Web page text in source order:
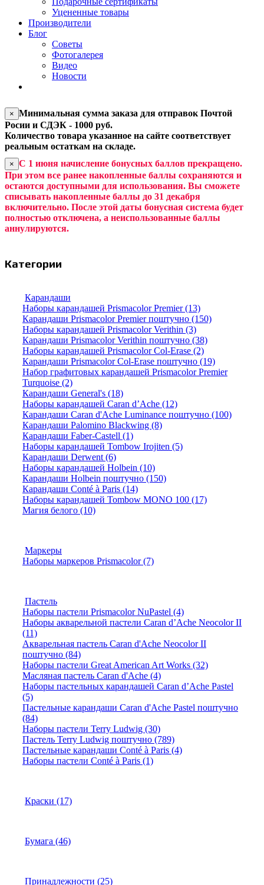
Уцененные товары
Производители
Блог
Советы
Фотогалерея
Видео
Новости
× Минимальная сумма заказа для отправок Почтой
Росии и СДЭК - 1000 руб.
Количество товара указанное на сайте соответствует
реальным остаткам на складе.
× С 1 июня начисление бонусных баллов прекращено.
При этом все ранее накопленные баллы сохраняются и
остаются доступными для использования. Вы сможете
списывать накопленные баллы до 31 декабря
включительно. После этой даты бонусная система будет
полностью отключена, а неиспользованные баллы
аннулируются.
Категории
Карандаши
Наборы карандашей Prismacolor Premier (13)
Карандаши Prismacolor Premier поштучно (150)
Наборы карандашей Prismacolor Verithin (3)
Карандаши Prismacolor Verithin поштучно (38)
Наборы карандашей Prismacolor Col-Erase (2)
Карандаши Prismacolor Col-Erase поштучно (19)
Набор графитовых карандашей Prismacolor Premier
Turquoise (2)
Карандаши General's (18)
Наборы карандашей Caran d’Ache (12)
Карандаши Caran d'Ache Luminance поштучно (100)
Карандаши Palomino Blackwing (8)
Карандаши Faber-Castell (1)
Наборы карандашей Tombow Irojiten (5)
Карандаши Derwent (6)
Наборы карандашей Holbein (10)
Карандаши Holbein поштучно (150)
Карандаши Conté à Paris (14)
Наборы карандашей Tombow MONO 100 (17)
Магия белого (10)
Маркеры
Наборы маркеров Prismacolor (7)
Пастель
Наборы пастели Prismacolor NuPastel (4)
Наборы акварельной пастели Caran d’Ache Neocolor II
(11)
Акварельная пастель Caran d'Ache Neocolor II
поштучно (84)
Наборы пастели Great American Art Works (32)
Масляная пастель Caran d'Ache (4)
Наборы пастельных карандашей Caran d’Ache Pastel
(5)
Пастельные карандаши Caran d'Ache Pastel поштучно
(84)
Наборы пастели Terry Ludwig (30)
Пастель Terry Ludwig поштучно (789)
Пастельные карандаши Conté à Paris (4)
Наборы пастели Conté à Paris (1)
Краски (17)
Бумага (46)
Принадлежности (25)